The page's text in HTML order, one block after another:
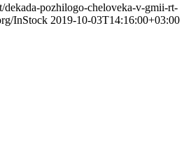
dekada-pozhilogo-cheloveka-v-gmii-rt-
InStock 2019-10-03T14:16:00+03:00